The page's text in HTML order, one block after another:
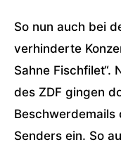
So nun auch bei
verhinderte
Sahne Fischfilet“.
des ZDF gingen
Beschwerdemails
Senders ein. So